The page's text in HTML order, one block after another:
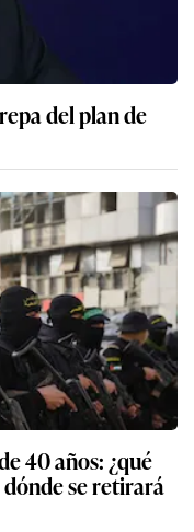
del plan de
40 años: ¿qué
dónde se retirará